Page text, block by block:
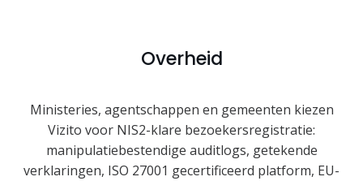
Overheid
Ministeries, agentschappen en gemeenten kiezen
Vizito voor NIS2-klare bezoekersregistratie:
manipulatiebestendige auditlogs, getekende
verklaringen, ISO 27001 gecertificeerd platform, EU-